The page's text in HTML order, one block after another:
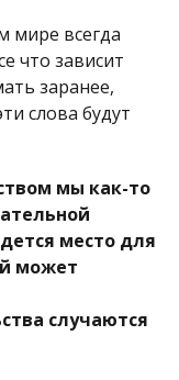
мире всегда
что зависит
заранее,
слова будут
мы как-то
место для
может
случаются